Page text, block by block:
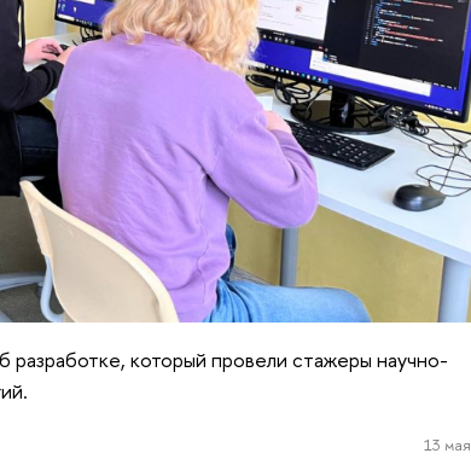
который провели стажеры научно-
13 мая